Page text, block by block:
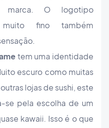
marca. O logotipo
muito fino também
tem uma identidade
escuro como muitas
lojas de sushi, este
se pela escolha de um
kawaii. Isso é o que